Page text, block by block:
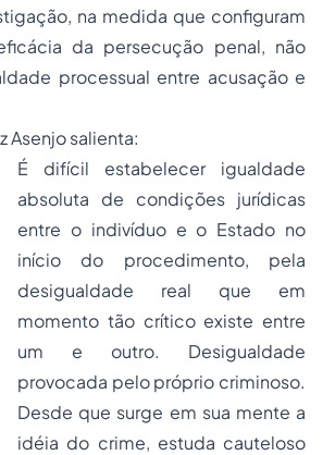
na medida que configuram
da persecução penal, não
processual entre acusação e
Asenjo salienta:
É difícil estabelecer igualdade
absoluta de condições jurídicas
entre o indivíduo e o Estado no
início do procedimento, pela
desigualdade real que em
momento tão crítico existe entre
um e outro. Desigualdade
provocada pelo próprio criminoso.
Desde que surge em sua mente a
idéia do crime, estuda cauteloso